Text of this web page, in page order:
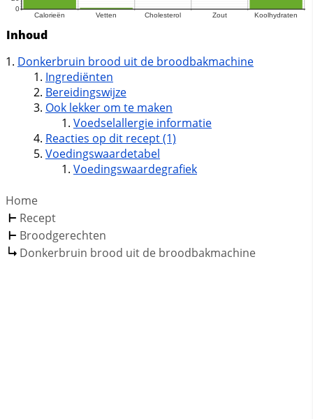
Inhoud
Donkerbruin brood uit de broodbakmachine
Ingrediënten
Bereidingswijze
Ook lekker om te maken
Voedselallergie informatie
Reacties op dit recept (1)
Voedingswaardetabel
Voedingswaardegrafiek
Home
Recept
Broodgerechten
Donkerbruin brood uit de broodbakmachine